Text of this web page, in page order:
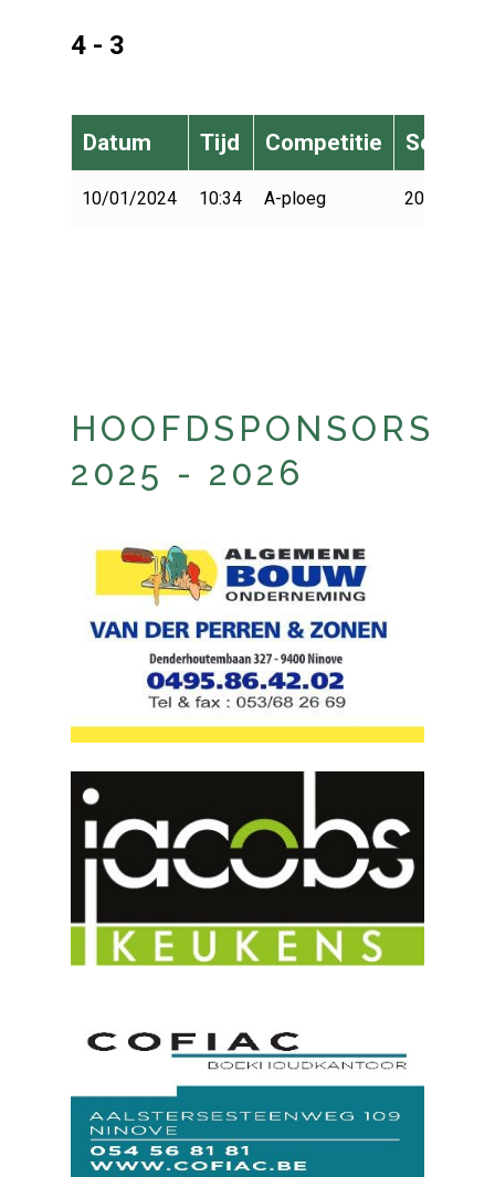
4 - 3
Datum Tijd Competitie Seizoen
10/01/2024 10:34 A-ploeg 2023-2024
HOOFDSPONSORS
2025 - 2026